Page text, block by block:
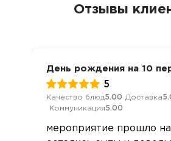
Отзывы
День рождения на 10
5
Качество блюд5.00 Доставка
Коммуникация5.00
мероприятие прошло на